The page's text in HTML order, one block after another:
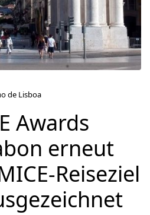
de Lisboa
Awards
erneut
Reiseziel